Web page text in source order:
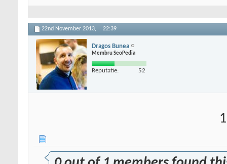
22nd November 2013, 22:39
Dragos Bunea
Membru SeoPedia
Reputatie: 52